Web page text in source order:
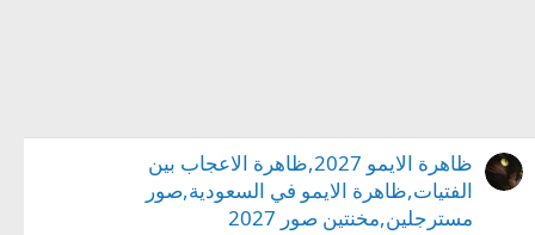
ظاهرة الايمو 2027,ظاهرة الاعجاب بين
الفتيات,ظاهرة الايمو في السعودية,صور
مسترجلين,مخنتين صور 2027